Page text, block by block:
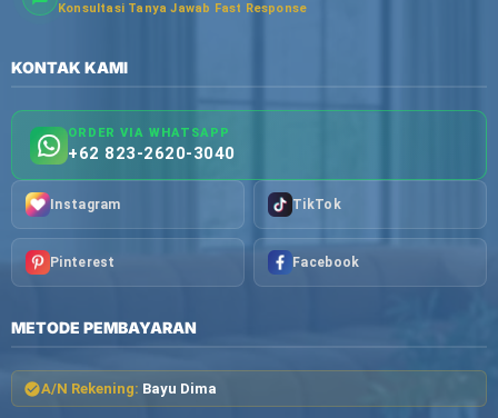
Konsultasi Tanya Jawab Fast Response
KONTAK KAMI
ORDER VIA WHATSAPP
+62 823-2620-3040
Instagram TikTok
Pinterest Facebook
METODE PEMBAYARAN
A/N Rekening: Bayu Dima